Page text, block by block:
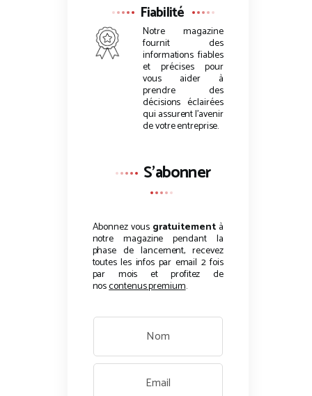
Fiabilité
Notre magazine
fournit des
informations fiables
et précises pour
vous aider à
prendre des
décisions éclairées
qui assurent l’avenir
de votre entreprise.
S'abonner
Abonnez vous gratuitementà
notre magazine pendant la
phase de lancement, recevez
toutes les infos par email 2 fois
par mois et profitez de
noscontenus premium.